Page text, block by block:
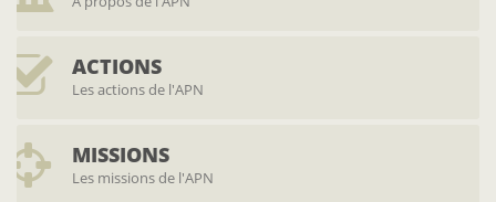
ACTIONS
Les actions de l'APN
MISSIONS
Les missions de l'APN